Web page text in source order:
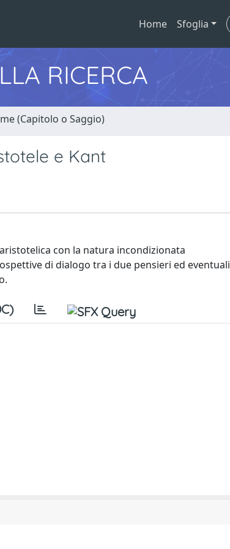
Home Sfoglia
RICERCA
(Capitolo o Saggio)
e Kant
con la natura incondizionata
di dialogo tra i due pensieri ed eventuali